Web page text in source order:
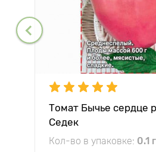
Томат Бычье сердце
Седек
Кол-во в упаковке: 0.1 г